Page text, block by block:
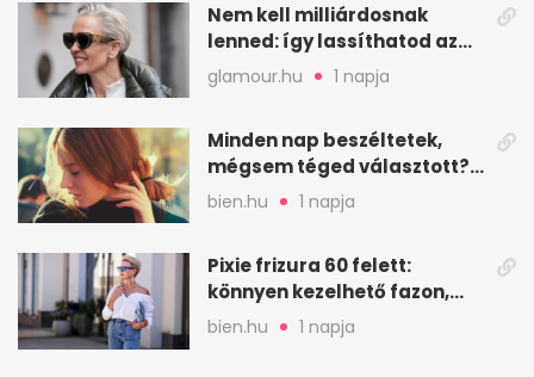
Nem kell milliárdosnak
lenned: így lassíthatod az
öregedést a biológus szerint
glamour.hu 1 napja
Minden nap beszéltetek,
mégsem téged választott?
Ez az érzelmi csapda
bien.hu 1 napja
Pixie frizura 60 felett:
könnyen kezelhető fazon,
ami karaktert ad
bien.hu 1 napja